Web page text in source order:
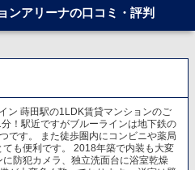
ンアリーナの口コミ・評判
蒔田駅の1LDK賃貸マンションのご
！駅近ですがブルーラインは地下鉄の
です。 また徒歩圏内にコンビニや薬局
も便利です。 2018年築で内装も大変
防犯カメラ、独立洗面台に浴室乾燥